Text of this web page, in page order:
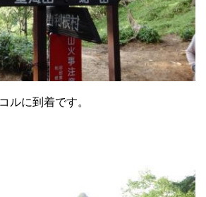
ルに到着です。